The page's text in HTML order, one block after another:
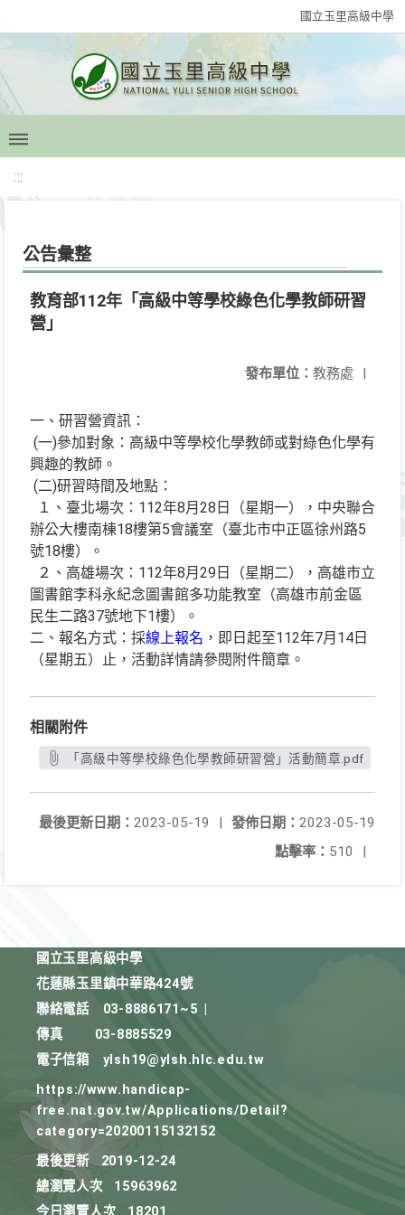
國立玉里高級中學
:::
公告彙整
教育部112年「高級中等學校綠色化學教師研習
營」
發布單位： 教務處 |
一、研習營資訊：
(一)參加對象：高級中等學校化學教師或對綠色化學有
興趣的教師。
(二)研習時間及地點：
１、臺北場次：112年8月28日（星期一），中央聯合
辦公大樓南棟18樓第5會議室（臺北市中正區徐州路5
號18樓）。
２、高雄場次：112年8月29日（星期二），高雄市立
圖書館李科永紀念圖書館多功能教室（高雄市前金區
民生二路37號地下1樓）。
二、報名方式：採線上報名 ，即日起至112年7月14日
（星期五）止，活動詳情請參閱附件簡章。
相關附件
「高級中等學校綠色化學教師研習營」活動簡章.pdf
發佈日期： 2023-05-19
最後更新日期： 2023-05-19
|
點擊率： 510 |
國立玉里高級中學
花蓮縣玉里鎮中華路424號
聯絡電話
03-8886171~5
傳真
03-8885529
電子信箱
ylsh19@ylsh.hlc.edu.tw
https://www.handicap-
free.nat.gov.tw/Applications/Detail?
category=20200115132152
最後更新
2019-12-24
總瀏覽人次
15963962
今日瀏覽人次
18201